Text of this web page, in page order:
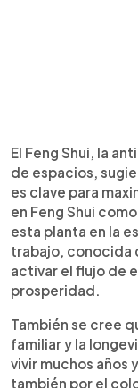
El Feng Shui, la
de espacios,
es clave para
en Feng Shui
esta planta en la
trabajo, conocida
activar el flujo de
prosperidad.
También se cree
familiar y la
vivir muchos años
también por el